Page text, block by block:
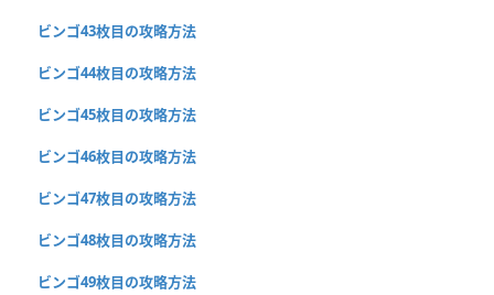
ビンゴ43枚目の攻略方法
ビンゴ44枚目の攻略方法
ビンゴ45枚目の攻略方法
ビンゴ46枚目の攻略方法
ビンゴ47枚目の攻略方法
ビンゴ48枚目の攻略方法
ビンゴ49枚目の攻略方法